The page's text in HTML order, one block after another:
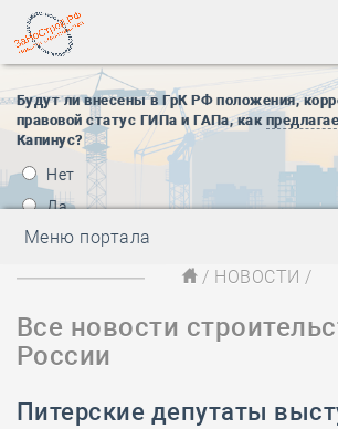
Будут ли внесены в ГрК РФ положения,
правовой статус ГИПа и ГАПа, как
Капинус?
Нет
Да
Меню портала
/ НОВОСТИ /
Все новости
России
Питерские депутаты